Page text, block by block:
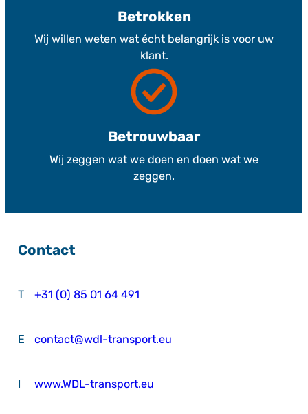
Betrokken
Wij willen weten wat écht belangrijk is voor uw
klant.
Betrouwbaar
Wij zeggen wat we doen en doen wat we
zeggen.
Contact
T +31 (0) 85 01 64 491
E contact@wdl-transport.eu
I www.WDL-transport.eu